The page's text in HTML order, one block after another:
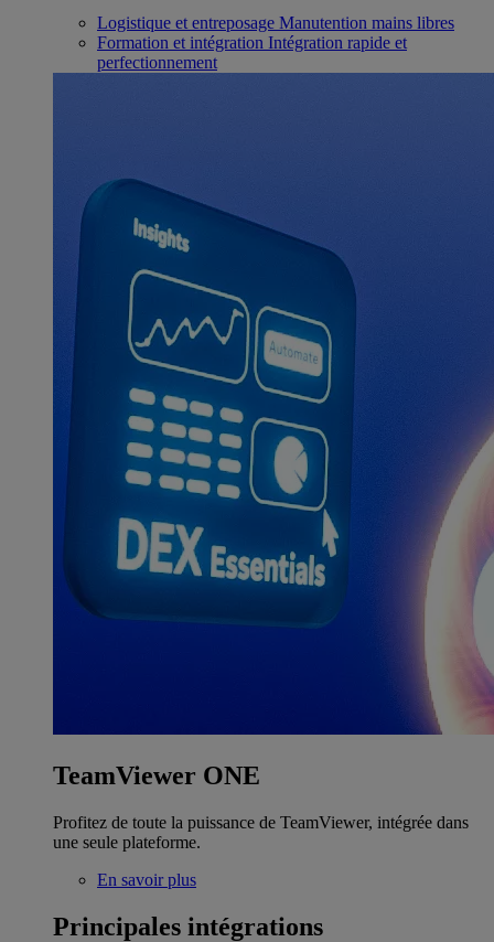
Logistique et entreposage Manutention mains libres
Formation et intégration Intégration rapide et
perfectionnement
TeamViewer ONE
Profitez de toute la puissance de TeamViewer, intégrée dans
une seule plateforme.
En savoir plus
Principales intégrations